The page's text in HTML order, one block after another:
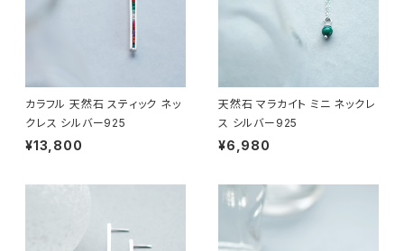
カラフル 天然石 スティック ネッ
クレス シルバー925
¥13,800
天然石 マラカイト ミニ ネックレ
ス シルバー925
¥6,980